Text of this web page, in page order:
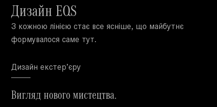
Дизайн EQS
З кожною лінією стає все ясніше, що майбутнє
формувалося саме тут.
Дизайн екстер’єру
Вигляд нового мистецтва.